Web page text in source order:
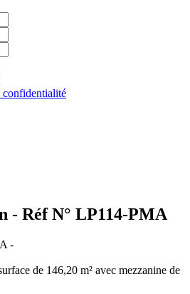
- Réf N° LP114-PMA
-
de 146,20 m² avec mezzanine de